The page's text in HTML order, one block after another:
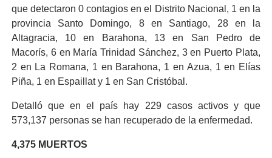
que detectaron 0 contagios en el Distrito Nacional, 1 en la
provincia Santo Domingo, 8 en Santiago, 28 en la
Altagracia, 10 en Barahona, 13 en San Pedro de
Macorís, 6 en María Trinidad Sánchez, 3 en Puerto Plata,
2 en La Romana, 1 en Barahona, 1 en Azua, 1 en Elías
Piña, 1 en Espaillat y 1 en San Cristóbal.
Detalló que en el país hay 229 casos activos y que
573,137 personas se han recuperado de la enfermedad.
4,375 MUERTOS